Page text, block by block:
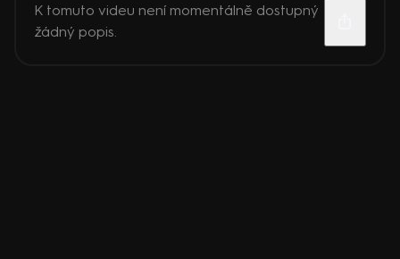
K tomuto videu není momentálně dostupný
žádný popis.